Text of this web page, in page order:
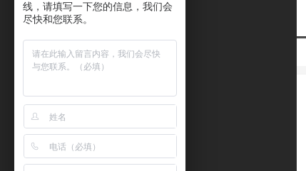
线，请填写一下您的信息，我们会
尽快和您联系。